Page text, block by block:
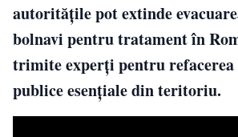
autoritățile pot extinde
bolnavi pentru tratament în
trimite experți pentru
publice esențiale din teritoriu.